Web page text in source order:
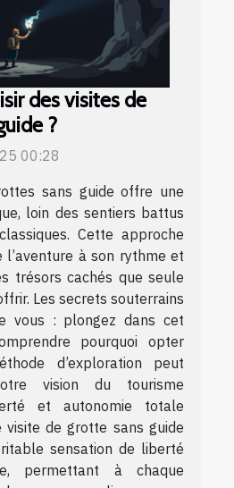
des visites de
?
00:28
sans guide offre une
loin des sentiers battus
Cette approche
l’aventure à son rythme et
trésors cachés que seule
Les secrets souterrains
vous : plongez dans cet
pourquoi opter
d’exploration peut
vision du tourisme
et autonomie totale
de grotte sans guide
sensation de liberté
permettant à chaque